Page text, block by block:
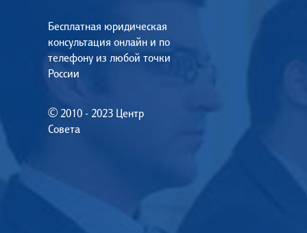
Бесплатная юридическая
консультация онлайн и по
телефону из любой точки
России
© 2010 - 2023 Центр
Совета